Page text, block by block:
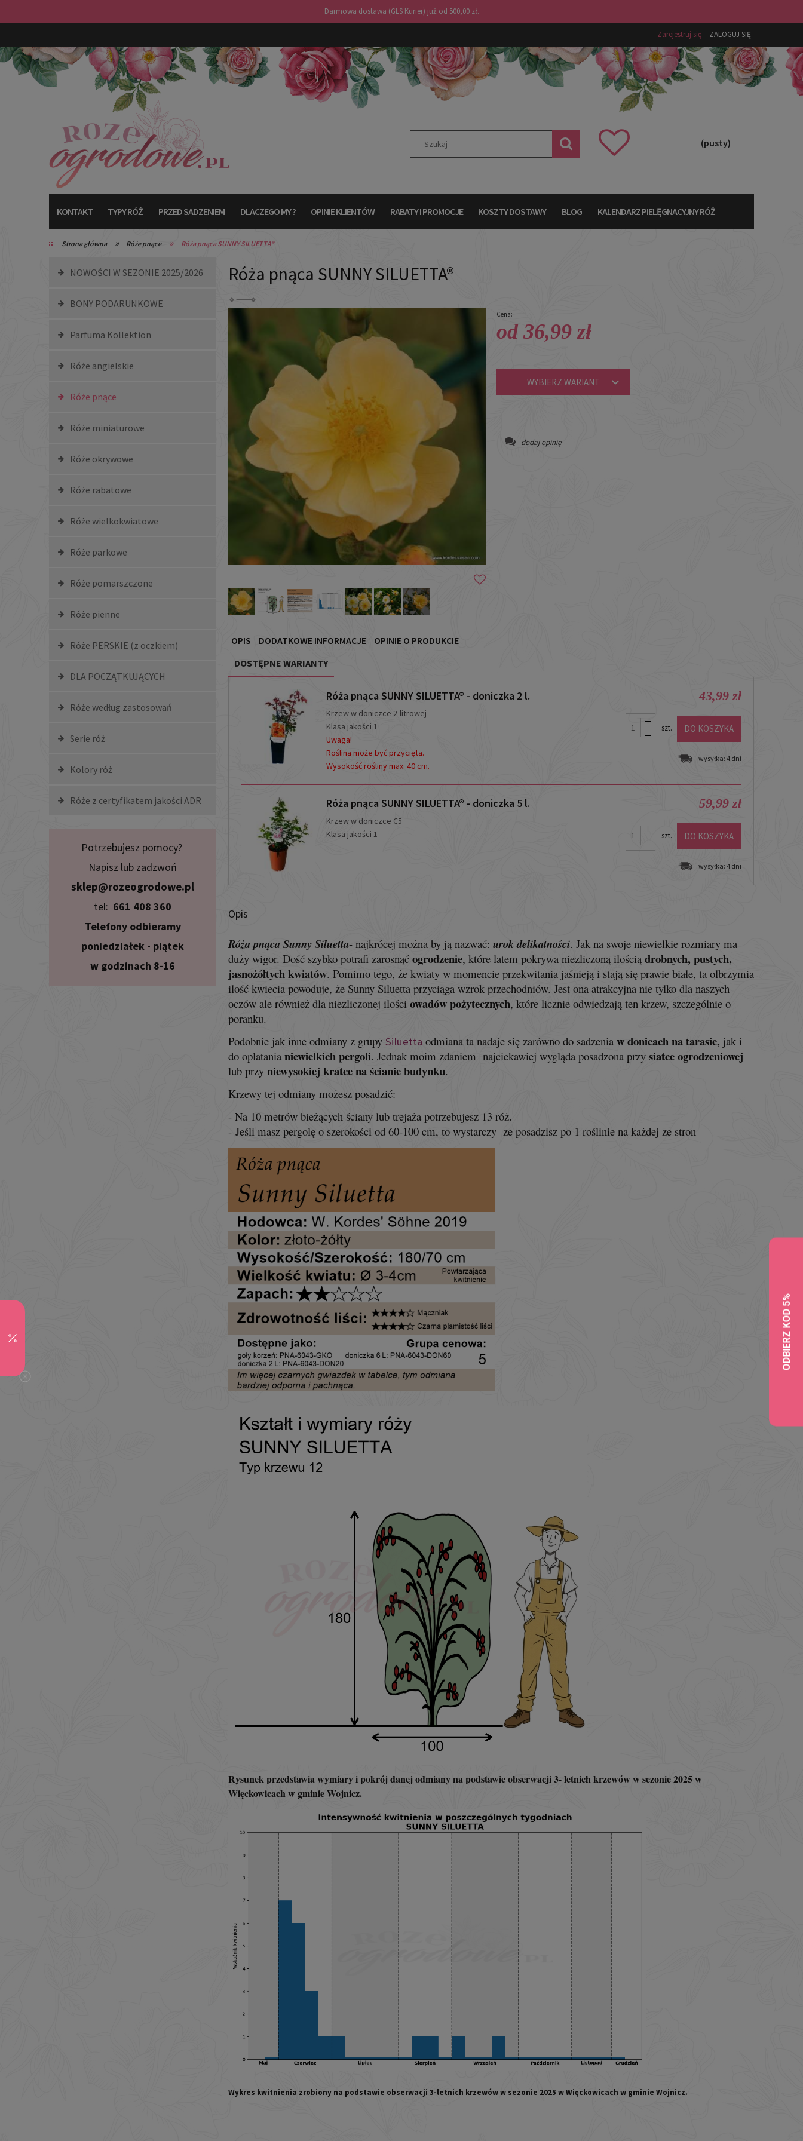
Darmowa dostawa (GLS Kurier) już od 500,00 zł.
Zarejestruj się ZALOGUJ SIĘ
(pusty)
KONTAKT TYPY RÓŻ PRZED SADZENIEM DLACZEGO MY ? OPINIE KLIENTÓW RABATY I PROMOCJE KOSZTY DOSTAWY BLOG KALENDARZ PIELĘGNACYJNY RÓŻ
TYPY RÓŻ
Strona główna » Róże pnące » Róża pnąca SUNNY SILUETTA®
NOWOŚCI W SEZONIE 2025/2026
BONY PODARUNKOWE
Parfuma Kollektion
Róże angielskie
Róże pnące
Róże miniaturowe
Róże okrywowe
Róże rabatowe
Róże wielkokwiatowe
Róże parkowe
Róże pomarszczone
Róże pienne
Róże PERSKIE (z oczkiem)
DLA POCZĄTKUJĄCYCH
Róże według zastosowań
Serie róż
Kolory róż
Róże z certyfikatem jakości ADR
Potrzebujesz pomocy?
Napisz lub zadzwoń
sklep@rozeogrodowe.pl
tel: 661 408 360
Telefony odbieramy
poniedziałek - piątek
w godzinach 8-16
Róża pnąca SUNNY SILUETTA®
Cena:
od 36,99 zł
WYBIERZ WARIANT
dodaj opinię
OPIS DODATKOWE INFORMACJE OPINIE O PRODUKCIE
Opis
Róża pnąca Sunny Siluetta- najkrócej można by ją nazwać: urok delikatności. Jak na swoje niewielkie rozmiary ma
duży wigor. Dość szybko potrafi zarosnąć ogrodzenie, które latem pokrywa niezliczoną ilością drobnych, pustych,
jasnożółtych kwiatów. Pomimo tego, że kwiaty w momencie przekwitania jaśnieją i stają się prawie białe, ta olbrzymia
ilość kwiecia powoduje, że Sunny Siluetta przyciąga wzrok przechodniów. Jest ona atrakcyjna nie tylko dla naszych
oczów ale również dla niezliczonej ilości owadów pożytecznych, które licznie odwiedzają ten krzew, szczególnie o
poranku.
Podobnie jak inne odmiany z grupy Siluetta odmiana ta nadaje się zarówno do sadzenia w donicach na tarasie, jak i
do oplatania niewielkich pergoli. Jednak moim zdaniem najciekawiej wygląda posadzona przy siatce ogrodzeniowej
lub przy niewysokiej kratce na ścianie budynku.
Krzewy tej odmiany możesz posadzić:
- Na 10 metrów bieżących ściany lub trejaża potrzebujesz 13 róż.
- Jeśli masz pergolę o szerokości od 60-100 cm, to wystarczy ze posadzisz po 1 roślinie na każdej ze stron
Rysunek przedstawia wymiary i pokrój danej odmiany na podstawie obserwacji 3- letnich krzewów w sezonie 2025 w
Więckowicach w gminie Wojnicz.
Wykres kwitnienia zrobiony na podstawie obserwacji 3-letnich krzewów w sezonie 2025 w Więckowicach w gminie Wojnicz.
DOSTĘPNE WARIANTY
Róża pnąca SUNNY SILUETTA® - doniczka 2 l.
Krzew w doniczce 2-litrowej
Klasa jakości 1
Uwaga!
Roślina może być przycięta.
Wysokość rośliny max. 40 cm.
43,99 zł
szt. DO KOSZYKA
wysyłka: 4 dni
Róża pnąca SUNNY SILUETTA® - doniczka 5 l.
Krzew w doniczce C5
Klasa jakości 1
59,99 zł
szt. DO KOSZYKA
wysyłka: 4 dni